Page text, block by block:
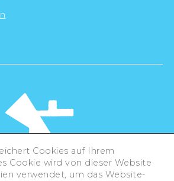
Cookies auf Ihrem
Cookie wird von dieser Website
verwendet, um das Website-